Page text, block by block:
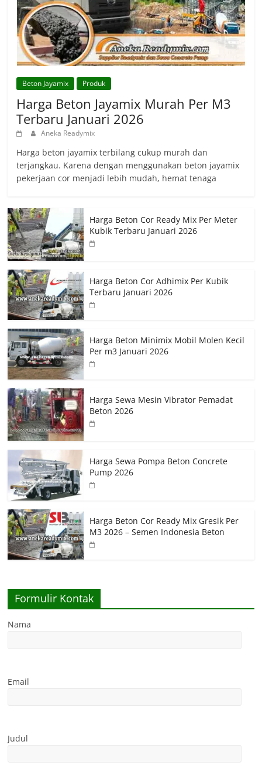
Beton Jayamix Produk
Harga Beton Jayamix Murah Per M3
Terbaru Januari 2026
Aneka Readymix
Harga beton jayamix terbilang cukup murah dan
terjangkau. Karena dengan menggunakan beton jayamix
pekerjaan cor menjadi lebih mudah, hemat tenaga
Harga Beton Cor Ready Mix Per Meter
Kubik Terbaru Januari 2026
Harga Beton Cor Adhimix Per Kubik
Terbaru Januari 2026
Harga Beton Minimix Mobil Molen Kecil
Per m3 Januari 2026
Harga Sewa Mesin Vibrator Pemadat
Beton 2026
Harga Sewa Pompa Beton Concrete
Pump 2026
Harga Beton Cor Ready Mix Gresik Per
M3 2026 – Semen Indonesia Beton
Formulir Kontak
Nama
Email
Judul